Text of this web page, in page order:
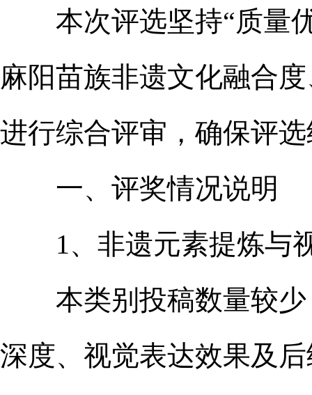
本次评选坚持“质量优
麻阳苗族非遗文化融合
进行综合评审，确保评
一、评奖情况说明
1、非遗元素提炼与
本类别投稿数量较少
深度、视觉表达效果及